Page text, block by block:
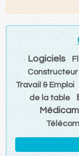
Logiciels
Travail & Emploi
de la table